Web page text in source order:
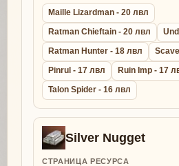
Maille Lizardman - 20 лвл
Ratman Chieftain - 20 лвл
Ratman Hunter - 18 лвл
Pinrul - 17 лвл
Ruin Imp - 17
Talon Spider - 16 лвл
Silver Nugget
СТРАНИЦА РЕСУРСА